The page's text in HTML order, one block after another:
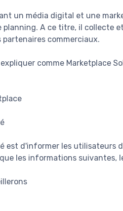
un média digital et une
A ce titre, il collecte
commerciaux.
comme Marketplace
est d'informer les utilisateurs
les informations suivantes,